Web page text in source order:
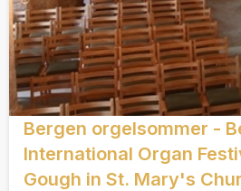
Bergen orgelsommer -
International Organ
Gough in St. Mary's